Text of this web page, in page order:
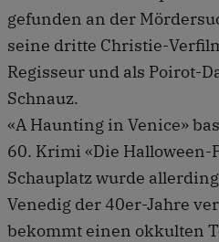
gefunden an der
seine dritte Christie-
Regisseur und als Poirot-
Schnauz.
«A Haunting in Venice»
60. Krimi «Die Halloween-
Schauplatz wurde
Venedig der 40er-Jahre
bekommt einen okkulten